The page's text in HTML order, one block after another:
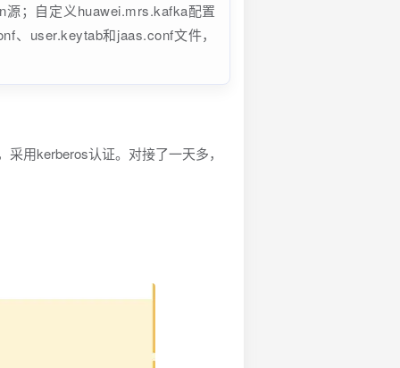
；自定义huawei.mrs.kafka配置
、user.keytab和jaas.conf文件，
用kerberos认证。对接了一天多，